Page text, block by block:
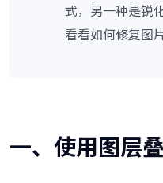
式，另一种是锐
看看如何修复图
一、使用图层